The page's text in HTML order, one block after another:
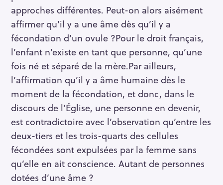
approches différentes. Peut-on alors aisément
affirmer qu’il y a une âme dès qu’il y a
fécondation d’un ovule ?Pour le droit français,
l’enfant n’existe en tant que personne, qu’une
fois né et séparé de la mère.Par ailleurs,
l’affirmation qu’il y a âme humaine dès le
moment de la fécondation, et donc, dans le
discours de l’Église, une personne en devenir,
est contradictoire avec l’observation qu’entre les
deux-tiers et les trois-quarts des cellules
fécondées sont expulsées par la femme sans
qu’elle en ait conscience. Autant de personnes
dotées d’une âme ?